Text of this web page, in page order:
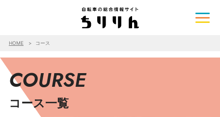
HOME コース
COURSE
コース一覧